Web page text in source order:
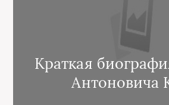
Краткая
Антоновича